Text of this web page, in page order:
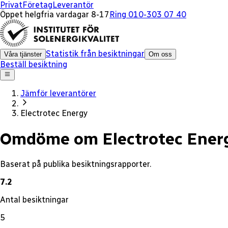
PrivatFöretagLeverantör
Öppet helgfria vardagar 8-17 Ring 010-303 07 40
Våra tjänster Statistik från besiktningar Om oss
Beställ besiktning
Jämför leverantörer
Electrotec Energy
Omdöme om Electrotec
Baserat på publika besiktningsrapporter.
7.2
x
Antal besiktningar
5